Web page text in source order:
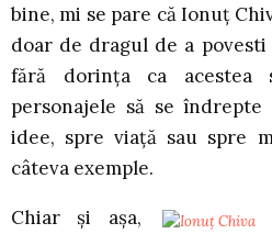
bine, mi se pare că Ionuț
doar de dragul de a
fără dorința ca acestea
personajele să se
idee, spre viață sau spre
câteva exemple.
Chiar și așa,